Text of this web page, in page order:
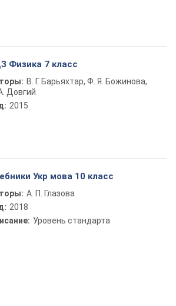
Физика 7 класс
В. Г. Барьяхтар, Ф. Я. Божинова,
Довгий
2015
Укр мова 10 класс
А. П. Глазова
2018
Уровень стандарта